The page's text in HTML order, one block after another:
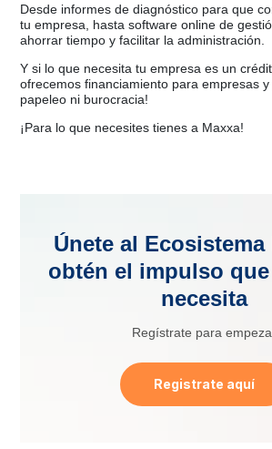
Desde informes de diagnóstico para que
tu empresa, hasta software online de
ahorrar tiempo y facilitar la administración.
Y si lo que necesita tu empresa es un
ofrecemos financiamiento para empresas y
papeleo ni burocracia!
¡Para lo que necesites tienes a Maxxa!
Únete al Ecosistema
obtén el impulso
necesita
Regístrate para
Registrate aquí